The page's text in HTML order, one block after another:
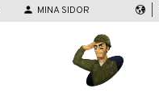
person MINA SIDOR